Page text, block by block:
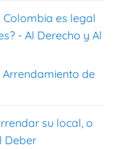
Colombia es legal
- Al Derecho y Al
de
su local, o
Deber